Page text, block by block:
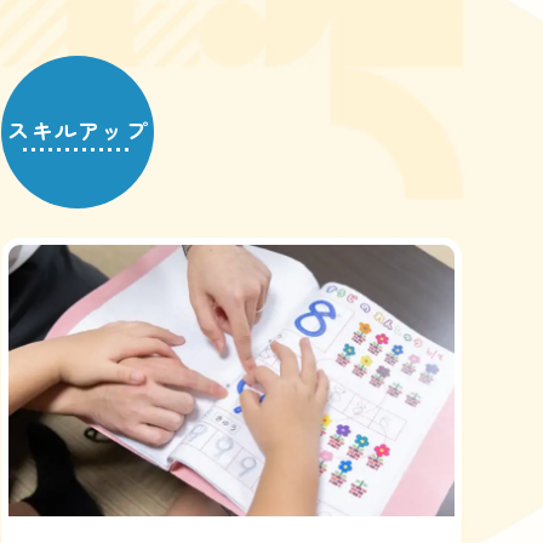
スキルアップ